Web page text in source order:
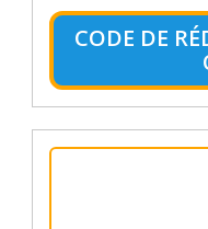
CODE DE